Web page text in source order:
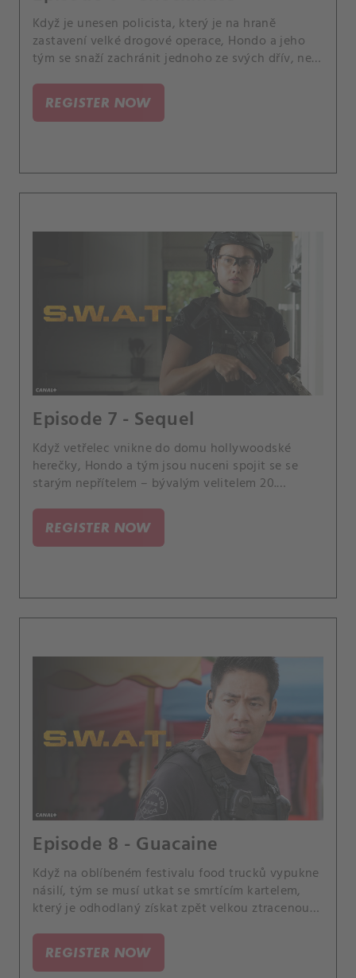
Když je unesen policista, který je na hraně
zastavení velké drogové operace, Hondo a jeho
tým se snaží zachránit jednoho ze svých dřív, než
změnami v Hicksově chování.
REGISTER NOW
Episode 7 - Sequel
Když vetřelec vnikne do domu hollywoodské
herečky, Hondo a tým jsou nuceni spojit se se
starým nepřítelem – bývalým velitelem 20.
nebezpečného zločince, který se nezastaví před
ničím, aby dostal, co chce.
REGISTER NOW
Episode 8 - Guacaine
Když na oblíbeném festivalu food trucků vypukne
násilí, tým se musí utkat se smrtícím kartelem,
který je odhodlaný získat zpět velkou ztracenou
REGISTER NOW